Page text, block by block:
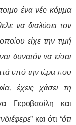
ένα νέο κόμμα
να διαλύσει τον
είχε την τιμή
δυνατόν να είσαι
από την ώρα που
έχεις χάσει τη
Γεροβασίλη και
” και ότι “ότι